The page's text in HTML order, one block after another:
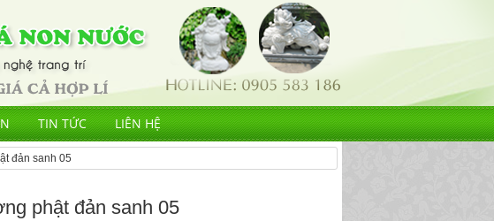
TIN TỨC LIÊN HỆ
đản sanh 05
phật đản sanh 05